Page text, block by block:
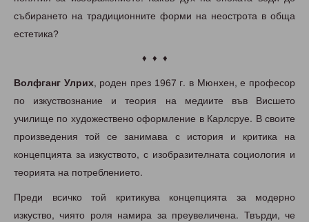
събирането на традиционните форми на неострота в обща
естетика?
♦ ♦ ♦
Волфганг Улрих, роден през 1967 г. в Мюнхен, е професор
по изкуствознание и теория на медиите във Висшето
училище по художествено оформление в Карлсруе. В своите
произведения той се занимава с история и критика на
концепцията за изкуството, с изобразителната социология и
теорията на потреблението.
Преди всичко той критикува концепцията за модерно
изкуство, чиято роля намира за преувеличена. Твърди, че